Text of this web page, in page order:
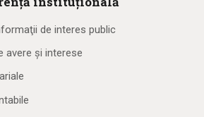
de interes public
avere și interese